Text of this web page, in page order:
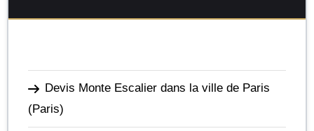
Devis Monte Escalier dans la ville de Paris
(Paris)